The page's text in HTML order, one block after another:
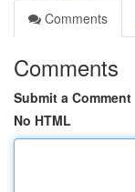
Comments
Comments
Submit a Comment
No HTML